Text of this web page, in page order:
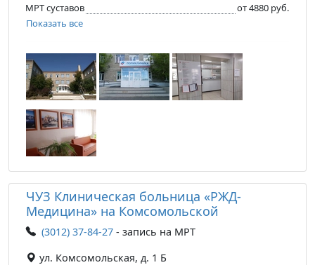
МРТ суставов
от 4880 руб.
Показать все
ЧУЗ Клиническая больница «РЖД-
Медицина» на Комсомольской
(3012) 37-84-27 - запись на МРТ
ул. Комсомольская, д. 1 Б